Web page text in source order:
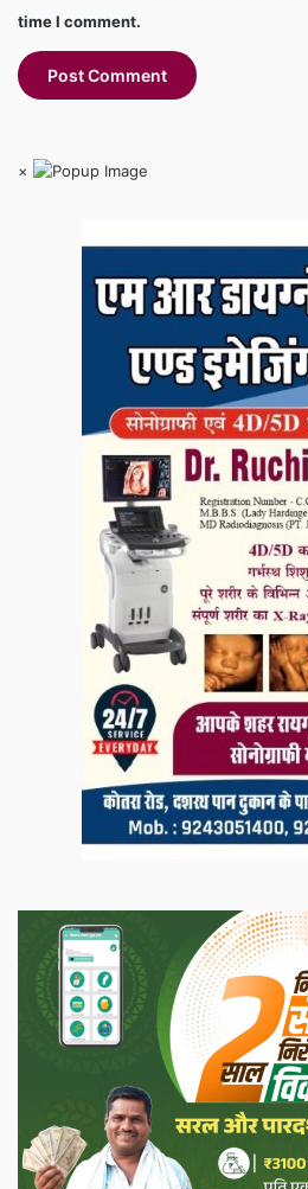
time I comment.
×